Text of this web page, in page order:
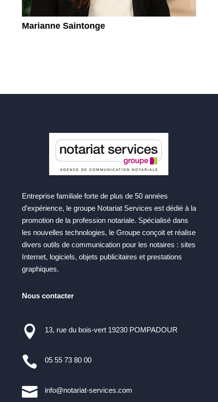
Marianne Saintonge
Entreprise familiale forte de plus de 50 années
d’expérience, le groupe Notariat Services est dédié à la
promotion de la profession notariale. Spécialisé dans
les nouvelles technologies, le Groupe conçoit et réalise
divers outils de communication pour les notaires : sites
Internet, logiciels, objets publicitaires et prestations
graphiques.
Nous contacter
 13, rue du bois-vert 19230 POMPADOUR
 05 55 73 80 00
 info@notariat-services.com